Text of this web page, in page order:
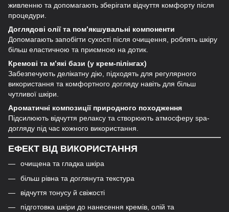
живленню та допомагають зберігати відчуття комфорту після
процедури.
Доглядові олії та пом’якшувальні компоненти
Допомагають запобігти сухості після очищення, роблять шкіру
більш еластичною та приємною на дотик.
Кремові та м’які бази (у крем-пілінгах)
Забезпечують делікатну дію, підходять для регулярного
використання та комфортного догляду навіть для більш
чутливої шкіри.
Ароматичні композиції природного походження
Підсилюють відчуття релаксу та створюють атмосферу spa-
догляду під час кожного використання.
ЕФЕКТ ВІД ВИКОРИСТАННЯ
очищена та гладка шкіра
більш рівна та доглянута текстура
відчуття тонусу й свіжості
підготовка шкіри до нанесення кремів, олій та